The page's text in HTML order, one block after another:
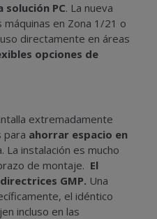
PC. La nueva
en Zona 1/21 o
directamente en áreas
opciones de
extremadamente
para ahorrar espacio en
La instalación es mucho
de montaje. El
GMP. Una
el idéntico
incluso en las